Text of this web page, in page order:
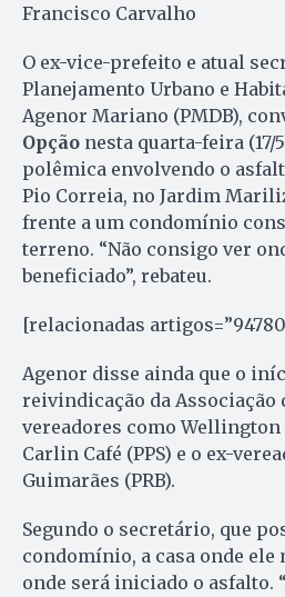
Francisco Carvalho
O ex-vice-prefeito e atual
Planejamento Urbano e
Agenor Mariano (PMDB),
Opção nesta quarta-feira (17/
polêmica envolvendo o
Pio Correia, no Jardim
frente a um condomínio
terreno. “Não consigo ver
beneficiado”, rebateu.
[relacionadas
Agenor disse ainda que o
reivindicação da Associação
vereadores como Wellington
Carlin Café (PPS) e o ex-
Guimarães (PRB).
Segundo o secretário, que
condomínio, a casa onde ele
onde será iniciado o asfalto.